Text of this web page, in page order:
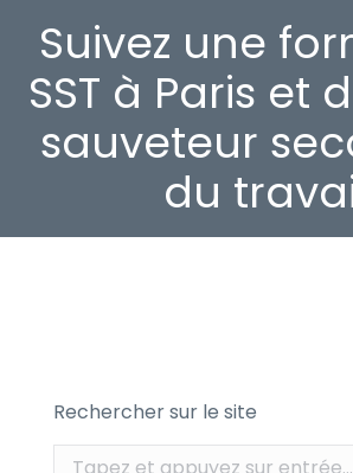
Suivez une
SST à Paris et
sauveteur
du
Rechercher sur le site
Recherche